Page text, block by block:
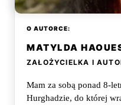
O AUTORCE:
MATYLDA
ZAŁOŻYCIELKA I
Mam za sobą ponad 8-
Hurghadzie, do której